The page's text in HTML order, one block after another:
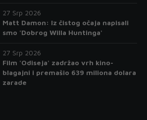
27 Srp 2026
Matt Damon: Iz čistog očaja napisali
smo 'Dobrog Willa Huntinga'
27 Srp 2026
Film 'Odiseja' zadržao vrh kino-
blagajni i premašio 639 miliona dolara
zarade